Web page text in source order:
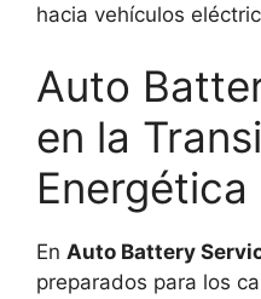
hacia vehículos
Auto
en la
Energética
En Auto Battery
preparados para los